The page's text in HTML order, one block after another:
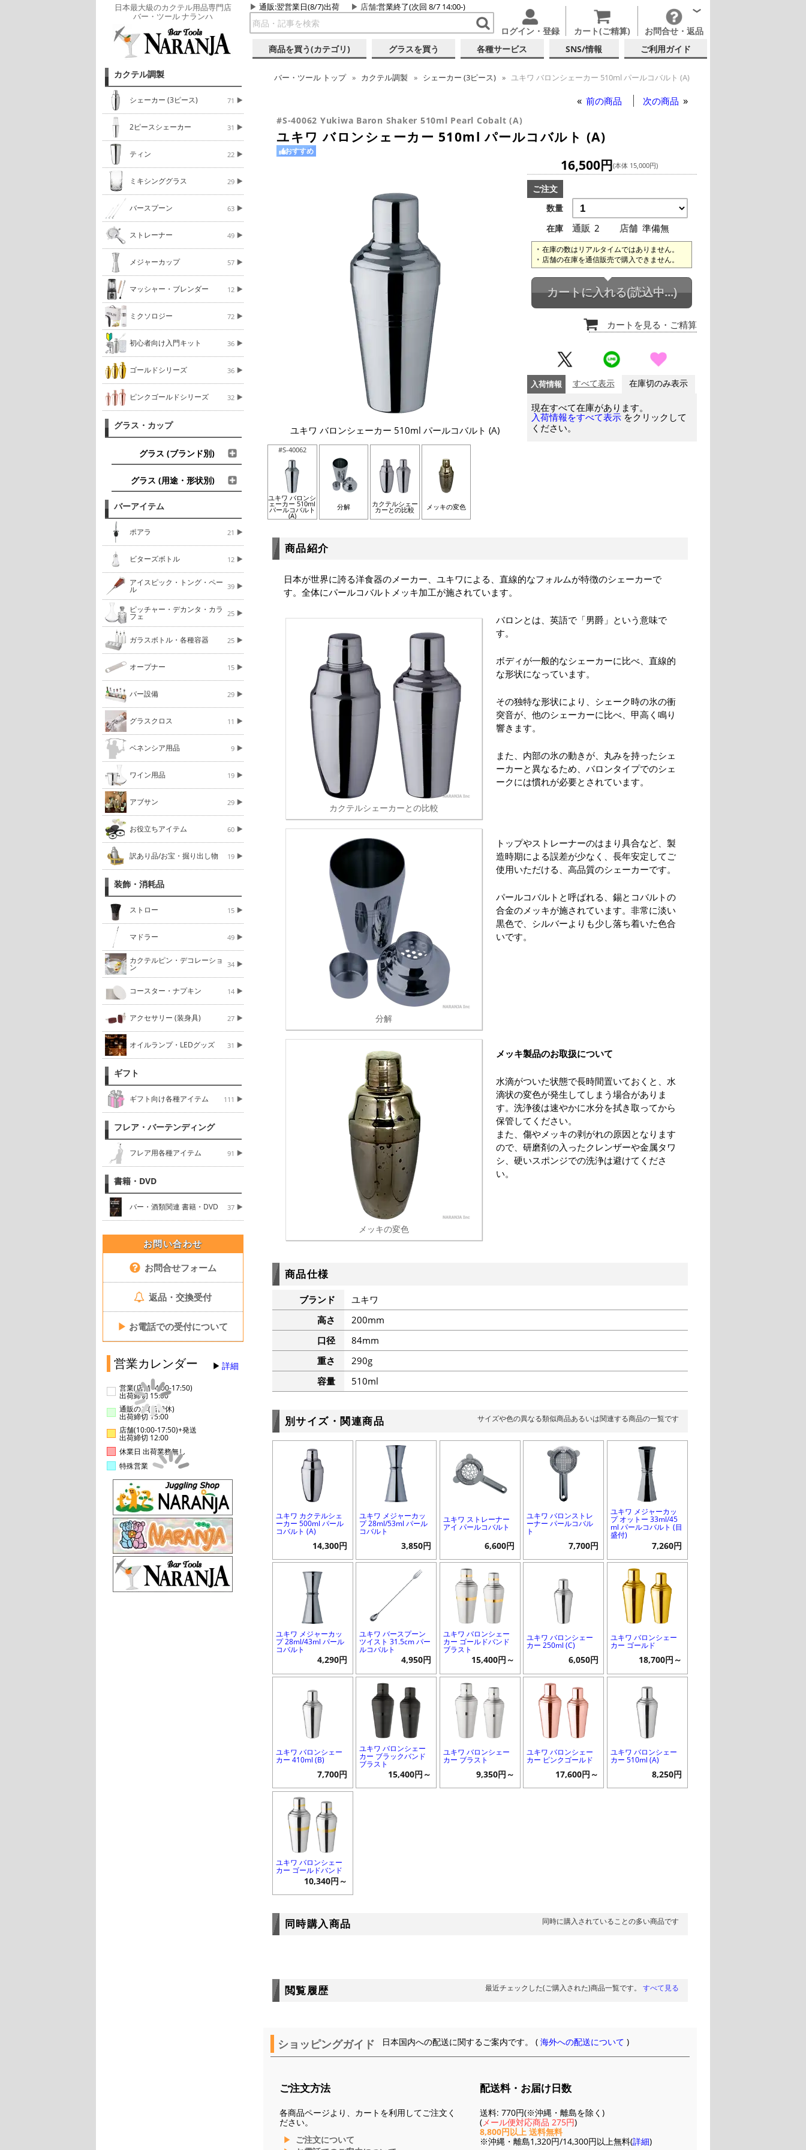
日本最大級のカクテル用品専門店
バー・ツール ナランハ
通販:翌営業日(8/7)出荷 店舗:営業終了(次回 8/7 14:00-)
ログイン・登録 カート(ご精算) お問合せ・返品
商品を買う(カテゴリ) グラスを買う 各種サービス SNS/情報 ご利用ガイド
カクテル調製
シェーカー (3ピース) 71
2ピースシェーカー 31
ティン 22
ミキシンググラス 29
バースプーン 63
ストレーナー 49
メジャーカップ 57
マッシャー・ブレンダー 12
ミクソロジー 72
初心者向け入門キット 36
ゴールドシリーズ 36
ピンクゴールドシリーズ 32
グラス・カップ
グラス (ブランド別)
グラス (用途・形状別)
バーアイテム
ポアラ 21
ビターズボトル 12
アイスピック・トング・ペー
ル 39
ピッチャー・デカンタ・カラ
フェ 25
ガラスボトル・各種容器 25
オープナー 15
バー設備 29
グラスクロス 11
ベネンシア用品 9
ワイン用品 19
アブサン 29
お役立ちアイテム 60
訳あり品/お宝・掘り出し物 19
装飾・消耗品
ストロー 15
マドラー 49
カクテルピン・デコレーショ
ン 34
コースター・ナプキン 14
アクセサリー (装身具) 27
オイルランプ・LEDグッズ 31
ギフト
ギフト向け各種アイテム 111
フレア・バーテンディング
フレア用各種アイテム 91
書籍・DVD
バー・酒類関連 書籍・DVD 37
お問い合わせ
お問合せフォーム
返品・交換受付
▶ お電話での受付について
営業カレンダー 詳細
営業(店舗14:00-17:50)
出荷締切 15:00
通販のみ(店舗休)
出荷締切 15:00
店舗(10:00-17:50)+発送
出荷締切 12:00
休業日 出荷業務無し
特殊営業
バー・ツール トップ カクテル調製 シェーカー (3ピース) ユキワ バロンシェーカー 510ml パールコバルト (A)
前の商品 次の商品
#S-40062 Yukiwa Baron Shaker 510ml Pearl Cobalt (A)
ユキワ バロンシェーカー 510ml パールコバルト (A)
おすすめ
ユキワ バロンシェーカー 510ml パールコバルト (A)
#S-40062
ユキワ バロンシ
ェーカー 510ml
パールコバルト
(A)
分解 カクテルシェー
カーとの比較 メッキの変色
16,500円(本体 15,000円)
ご注文
数量
在庫
通販 2 店舗 準備無
在庫の数はリアルタイムではありません。
店舗の在庫を通信販売で購入できません。
カートに入れる(読込中...)
カートを見る ・ご精算
入荷情報 すべて表示 在庫切のみ表示
現在すべて在庫があります。
入荷情報をすべて表示 をクリックして
ください。
商品紹介
日本が世界に誇る洋食器のメーカー、ユキワによる、直線的なフォルムが特徴のシェーカーで
す。全体にパールコバルトメッキ加工が施されています。
カクテルシェーカーとの比較
バロンとは、英語で「男爵」という意味で
す。
ボディが一般的なシェーカーに比べ、直線的
な形状になっています。
その独特な形状により、シェーク時の氷の衝
突音が、他のシェーカーに比べ、甲高く鳴り
響きます。
また、内部の氷の動きが、丸みを持ったシェ
ーカーと異なるため、バロンタイプでのシェ
ークには慣れが必要とされています。
分解
トップやストレーナーのはまり具合など、製
造時期による誤差が少なく、長年安定してご
使用いただける、高品質のシェーカーです。
パールコバルトと呼ばれる、錫とコバルトの
合金のメッキが施されています。非常に淡い
黒色で、シルバーよりも少し落ち着いた色合
いです。
メッキの変色
メッキ製品のお取扱について
水滴がついた状態で長時間置いておくと、水
滴状の変色が発生してしまう場合がありま
す。洗浄後は速やかに水分を拭き取ってから
保管してください。
また、傷やメッキの剥がれの原因となります
ので、研磨剤の入ったクレンザーや金属タワ
シ、硬いスポンジでの洗浄は避けてくださ
い。
商品仕様
ブランド
ユキワ
高さ
200mm
口径
84mm
重さ
290g
容量
510ml
別サイズ・関連商品 サイズや色の異なる類似商品あるいは関連する商品の一覧です
ユキワ カクテルシェ
ーカー 500ml パール
コバルト (A)
14,300円
ユキワ メジャーカッ
プ 28ml/53ml パール
コバルト
3,850円
ユキワ ストレーナー
アイ パールコバルト
6,600円
ユキワ バロンストレ
ーナー パールコバル
ト
7,700円
ユキワ メジャーカッ
プ オットー 33ml/45
ml パールコバルト (目
盛付)
7,260円
ユキワ メジャーカッ
プ 28ml/43ml パール
コバルト
4,290円
ユキワ バースプーン
ツイスト 31.5cm パー
ルコバルト
4,950円
ユキワ バロンシェー
カー ゴールドバンド
ブラスト
15,400円～
ユキワ バロンシェー
カー 250ml (C)
6,050円
ユキワ バロンシェー
カー ゴールド
18,700円～
ユキワ バロンシェー
カー 410ml (B)
7,700円
ユキワ バロンシェー
カー ブラックバンド
ブラスト
15,400円～
ユキワ バロンシェー
カー ブラスト
9,350円～
ユキワ バロンシェー
カー ピンクゴールド
17,600円～
ユキワ バロンシェー
カー 510ml (A)
8,250円
ユキワ バロンシェー
カー ゴールドバンド
10,340円～
同時購入商品 同時に購入されていることの多い商品です
閲覧履歴 最近チェックした(ご購入された)商品一覧です。 すべて見る
ショッピングガイド 日本国内への配送に関するご案内です。 (海外への配送について )
ご注文方法
各商品ページより、カートを利用してご注文く
ださい。
ご注文について
配送料・お届け日数
送料: 770円(※沖縄・離島を除く)
(メール便対応商品 275円)
8,800円以上 送料無料
※沖縄・離島1,320円/14,300円以上無料(詳細)